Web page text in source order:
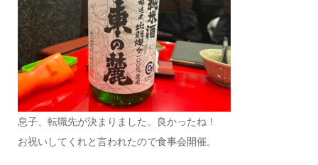
息子、転職先が決まりました。良かったね！
お祝いしてくれと言われたので食事会開催。